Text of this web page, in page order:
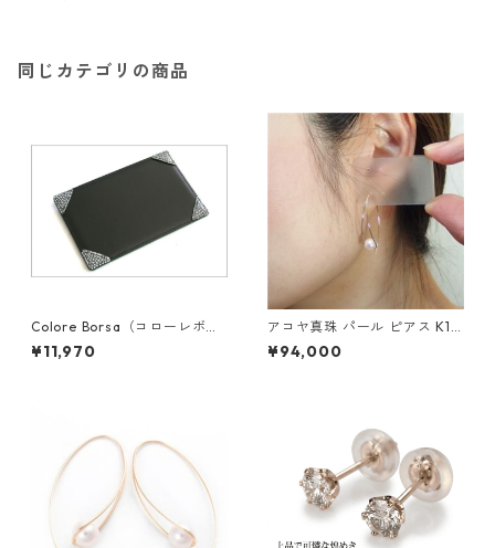
同じカテゴリの商品
Colore Borsa（コローレボル
サ） メモパッド ブラック MG
-008
¥11,970
アコヤ真珠 パール ピアス K18
イエローゴールド ジプシー フ
ック ピアス 7mm 7ミリ珠 あ
¥94,000